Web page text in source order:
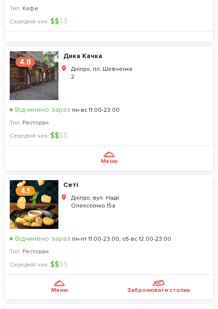
Тип: Кафе
Середній чек: $$$$
4.8
Дика Качка
Дніпро, пл. Шевченка
2
Відчинено зараз пн-вс 11:00-23:00
Тип: Ресторан
Середній чек: $$$$
Меню
4.1
Сеті
Дніпро, вул. Надії
Олексєєнко 15а
Відчинено зараз пн-пт 11:00-23:00, сб-вс 12:00-23:00
Тип: Ресторан
Середній чек: $$$$
Меню Забронювати столик